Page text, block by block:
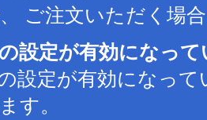
ご注文いただく場
設定が有効になっ
設定が有効になっ
す。